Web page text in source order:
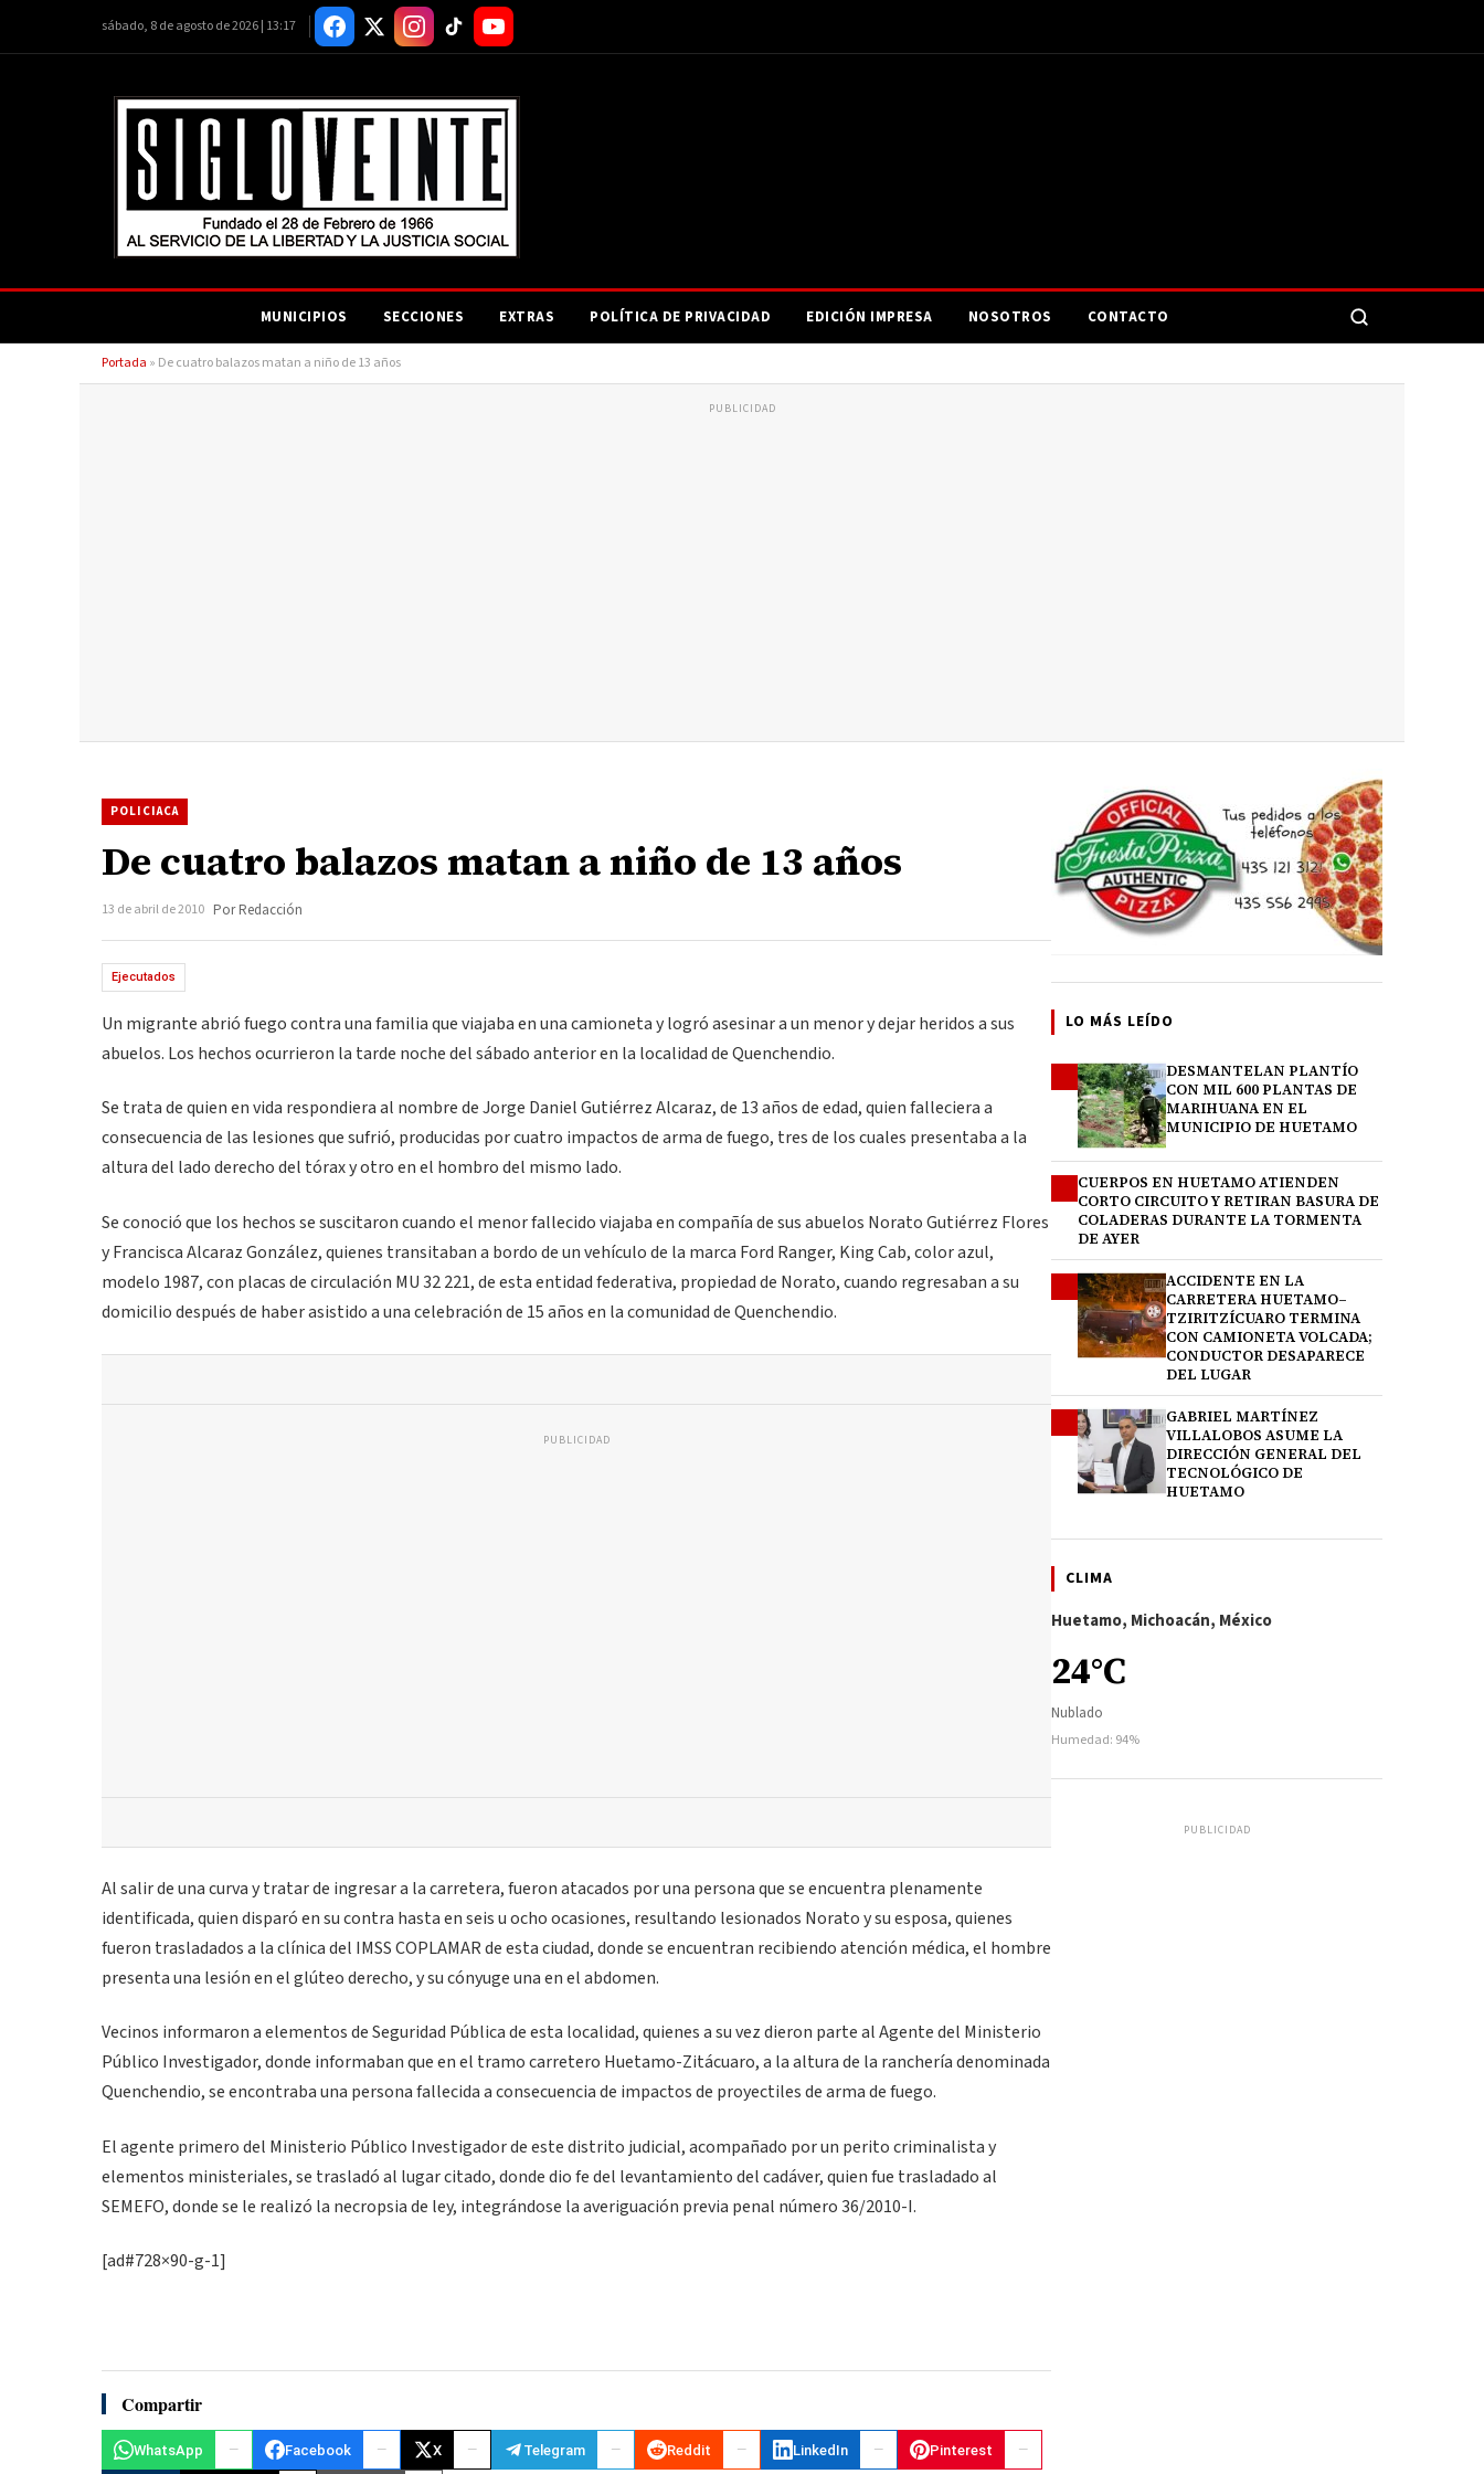
sábado, 8 de agosto de 2026 | 13:17
MUNICIPIOS SECCIONES EXTRAS POLÍTICA DE PRIVACIDAD EDICIÓN IMPRESA NOSOTROS CONTACTO
Portada » De cuatro balazos matan a niño de 13 años
PUBLICIDAD
POLICIACA
De cuatro balazos matan a niño de 13 años
13 de abril de 2010 Por Redacción
Ejecutados
Un migrante abrió fuego contra una familia que viajaba en una camioneta y logró asesinar a un menor y dejar heridos a sus
abuelos. Los hechos ocurrieron la tarde noche del sábado anterior en la localidad de Quenchendio.
Se trata de quien en vida respondiera al nombre de Jorge Daniel Gutiérrez Alcaraz, de 13 años de edad, quien falleciera a
consecuencia de las lesiones que sufrió, producidas por cuatro impactos de arma de fuego, tres de los cuales presentaba a la
altura del lado derecho del tórax y otro en el hombro del mismo lado.
Se conoció que los hechos se suscitaron cuando el menor fallecido viajaba en compañía de sus abuelos Norato Gutiérrez Flores
y Francisca Alcaraz González, quienes transitaban a bordo de un vehículo de la marca Ford Ranger, King Cab, color azul,
modelo 1987, con placas de circulación MU 32 221, de esta entidad federativa, propiedad de Norato, cuando regresaban a su
domicilio después de haber asistido a una celebración de 15 años en la comunidad de Quenchendio.
PUBLICIDAD
Al salir de una curva y tratar de ingresar a la carretera, fueron atacados por una persona que se encuentra plenamente
identificada, quien disparó en su contra hasta en seis u ocho ocasiones, resultando lesionados Norato y su esposa, quienes
fueron trasladados a la clínica del IMSS COPLAMAR de esta ciudad, donde se encuentran recibiendo atención médica, el hombre
presenta una lesión en el glúteo derecho, y su cónyuge una en el abdomen.
Vecinos informaron a elementos de Seguridad Pública de esta localidad, quienes a su vez dieron parte al Agente del Ministerio
Público Investigador, donde informaban que en el tramo carretero Huetamo-Zitácuaro, a la altura de la ranchería denominada
Quenchendio, se encontraba una persona fallecida a consecuencia de impactos de proyectiles de arma de fuego.
El agente primero del Ministerio Público Investigador de este distrito judicial, acompañado por un perito criminalista y
elementos ministeriales, se trasladó al lugar citado, donde dio fe del levantamiento del cadáver, quien fue trasladado al
SEMEFO, donde se le realizó la necropsia de ley, integrándose la averiguación previa penal número 36/2010-I.
[ad#728×90-g-1]
Compartir
WhatsApp Facebook X Telegram Reddit LinkedIn Pinterest
LO MÁS LEÍDO
DESMANTELAN PLANTÍO
CON MIL 600 PLANTAS DE
MARIHUANA EN EL
MUNICIPIO DE HUETAMO
CUERPOS EN HUETAMO ATIENDEN
CORTO CIRCUITO Y RETIRAN BASURA DE
COLADERAS DURANTE LA TORMENTA
DE AYER
ACCIDENTE EN LA
CARRETERA HUETAMO–
TZIRITZÍCUARO TERMINA
CON CAMIONETA VOLCADA;
CONDUCTOR DESAPARECE
DEL LUGAR
GABRIEL MARTÍNEZ
VILLALOBOS ASUME LA
DIRECCIÓN GENERAL DEL
TECNOLÓGICO DE
HUETAMO
CLIMA
Huetamo, Michoacán, México
24°C
Nublado
Humedad: 94%
PUBLICIDAD